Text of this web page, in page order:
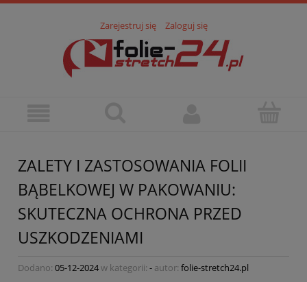
Zarejestruj się Zaloguj się
ZALETY I ZASTOSOWANIA FOLII
BĄBELKOWEJ W PAKOWANIU:
SKUTECZNA OCHRONA PRZED
USZKODZENIAMI
Dodano: 05-12-2024w kategorii: - autor: folie-stretch24.pl